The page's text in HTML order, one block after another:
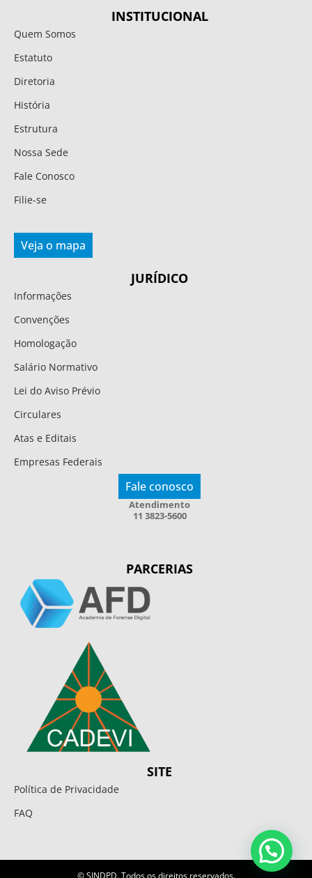
INSTITUCIONAL
Quem Somos
Estatuto
Diretoria
História
Estrutura
Nossa Sede
Fale Conosco
Filie-se
Veja o mapa
JURÍDICO
Informações
Convenções
Homologação
Salário Normativo
Lei do Aviso Prévio
Circulares
Atas e Editais
Empresas Federais
Fale conosco
Atendimento
11 3823-5600
PARCERIAS
SITE
Política de Privacidade
FAQ